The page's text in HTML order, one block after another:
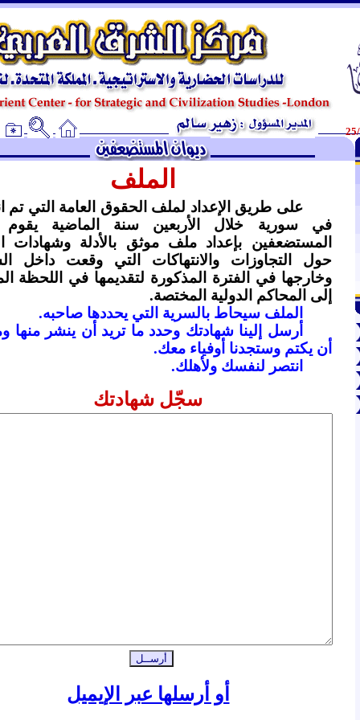
ـ
الملف
على طريق الإعداد لملف الحقوق العامة التي تم
في سورية خلال الأربعين سنة الماضية يقوم
المستضعفين بإعداد ملف موثق بالأدلة وشهادات
حول التجاوزات والانتهاكات التي وقعت داخل
وخارجها في الفترة المذكورة لتقديمها في اللحظة
إلى المحاكم الدولية المختصة.
الملف سيحاط بالسرية التي يحددها صاحبه.
أرسل إلينا شهادتك وحدد ما تريد أن ينشر منها
أن يكتم وستجدنا أوفياء معك.
انتصر لنفسك ولأهلك.
سجّل شهادتك
أو أرسلها عبر الإيميل